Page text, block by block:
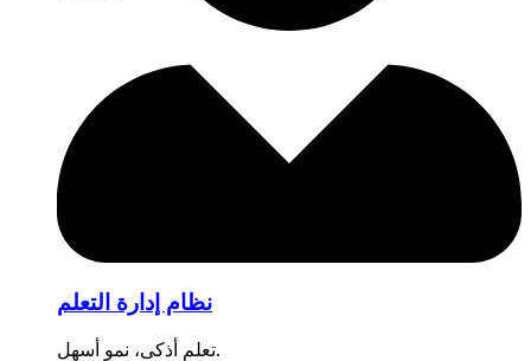
نظام إدارة التعلم
تعلم أذكى، نمو أسهل.